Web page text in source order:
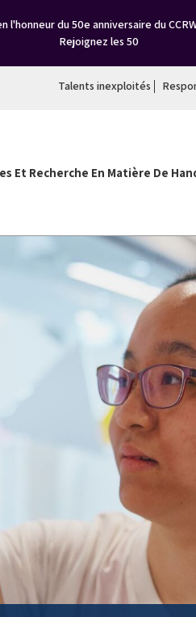
du 50e anniversaire du
Rejoignez les 50
Talents inexploités
Et Recherche En Matière De